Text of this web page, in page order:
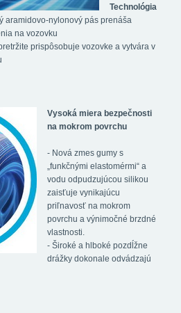
Technológia
aramidovo-nylonový pás prenáša
na vozovku
prispôsobuje vozovke a vytvára v
Vysoká miera bezpečnosti
na mokrom povrchu
- Nová zmes gumy s
„funkčnými elastomérmi“ a
vodu odpudzujúcou silikou
zaisťuje vynikajúcu
priľnavosť na mokrom
povrchu a výnimočné brzdné
vlastnosti.
- Široké a hlboké pozdĺžne
drážky dokonale odvádzajú